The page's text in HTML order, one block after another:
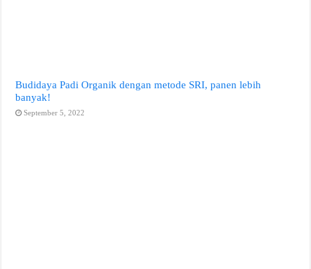
Budidaya Padi Organik dengan metode SRI, panen lebih
banyak!
September 5, 2022